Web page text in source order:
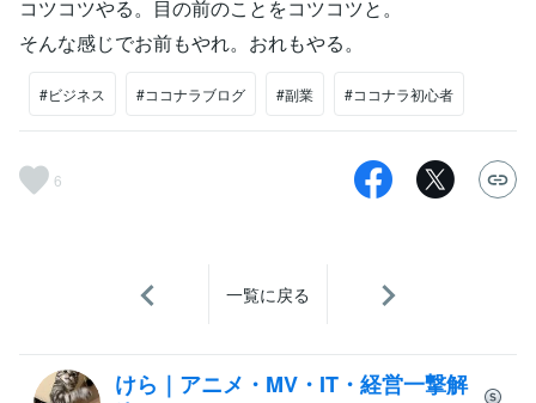
コツコツやる。目の前のことをコツコツと。
そんな感じでお前もやれ。おれもやる。
#ビジネス #ココナラブログ #副業 #ココナラ初心者
6
一覧に戻る
けら｜アニメ・MV・IT・経営一撃解